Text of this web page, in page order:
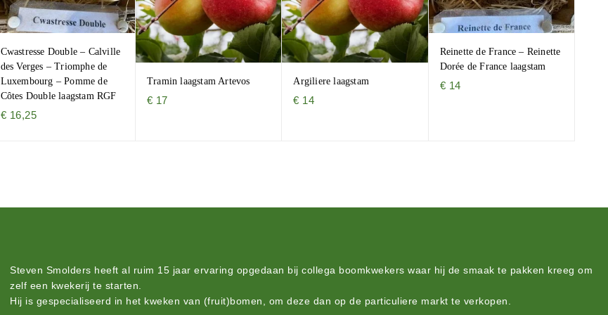
Cwastresse Double – Calville
des Verges – Triomphe de
Luxembourg – Pomme de
Côtes Double laagstam RGF
€ 16,25
Tramin laagstam Artevos
€ 17
Argiliere laagstam
€ 14
Reinette de France – Reinette
Dorée de France laagstam
€ 14
Steven Smolders heeft al ruim 15 jaar ervaring opgedaan bij collega boomkwekers waar hij de smaak te pakken kreeg om
zelf een kwekerij te starten.
Hij is gespecialiseerd in het kweken van (fruit)bomen, om deze dan op de particuliere markt te verkopen.